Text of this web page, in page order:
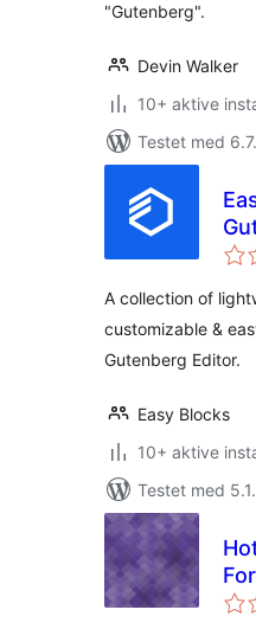
"Gutenberg".
Devin Walker
10+ aktive
Testet med
A collection of
customizable &
Gutenberg Editor.
Easy Blocks
10+ aktive
Testet med